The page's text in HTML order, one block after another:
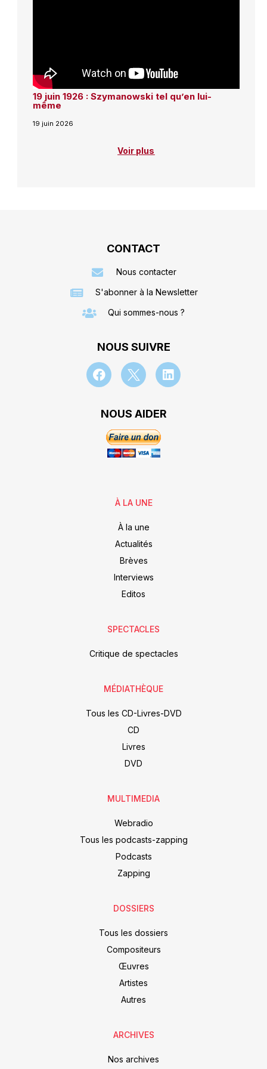
19 juin 1926 : Szymanowski tel qu’en lui-
même
19 juin 2026
Voir plus
CONTACT
Nous contacter
S'abonner à la Newsletter
Qui sommes-nous ?
NOUS SUIVRE
NOUS AIDER
À LA UNE
À la une
Actualités
Brèves
Interviews
Editos
SPECTACLES
Critique de spectacles
MÉDIATHÈQUE
Tous les CD-Livres-DVD
CD
Livres
DVD
MULTIMEDIA
Webradio
Tous les podcasts-zapping
Podcasts
Zapping
DOSSIERS
Tous les dossiers
Compositeurs
Œuvres
Artistes
Autres
ARCHIVES
Nos archives